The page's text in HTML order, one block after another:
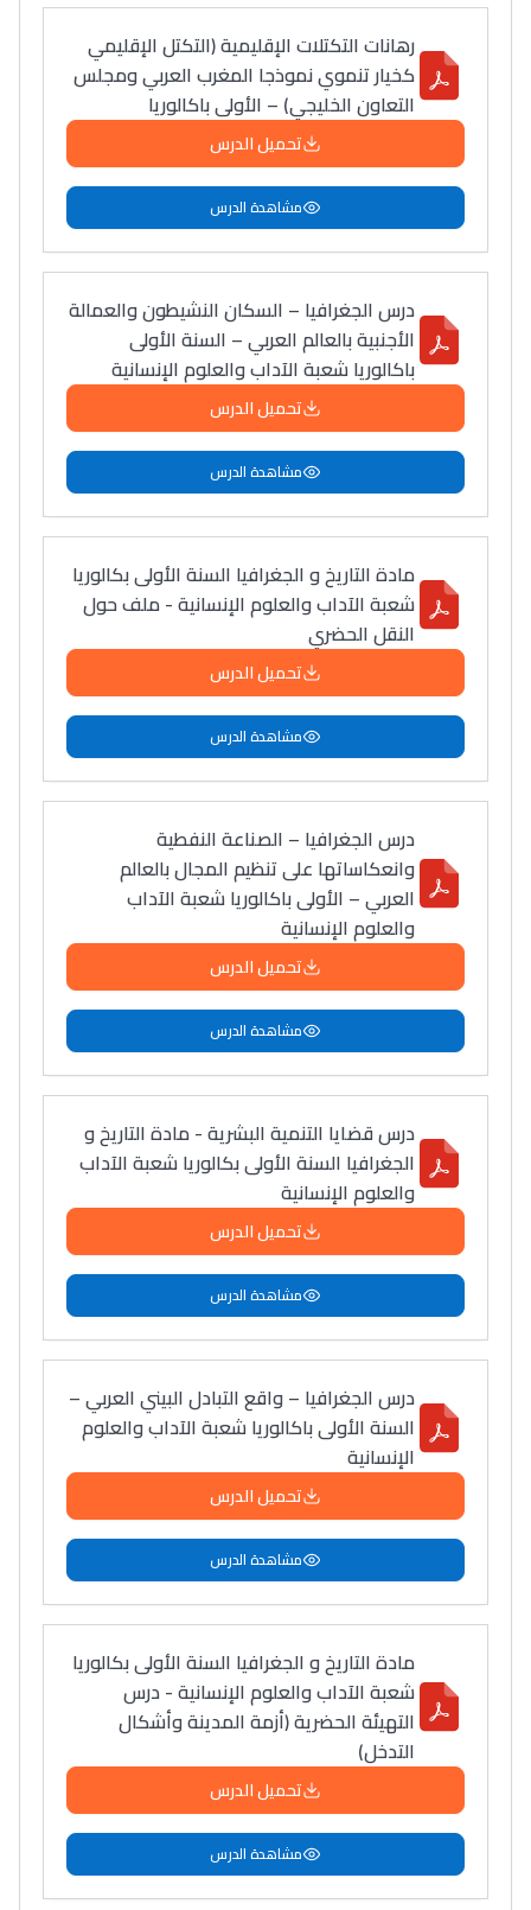
رهانات التكتلات الإقليمية (التكتل الإقليمي
كخيار تنموي نموذجا المغرب العربي ومجلس
التعاون الخليجي) – الأولى باكالوريا
تحميل الدرس
مشاهدة الدرس
درس الجغرافيا – السكان النشيطون والعمالة
الأجنبية بالعالم العربي – السنة الأولى
باكالوريا شعبة الآداب والعلوم الإنسانية
تحميل الدرس
مشاهدة الدرس
مادة التاريخ و الجغرافيا السنة الأولى بكالوريا
شعبة الآداب والعلوم الإنسانية - ملف حول
النقل الحضري
تحميل الدرس
مشاهدة الدرس
درس الجغرافيا – الصناعة النفطية
وانعكاساتها على تنظيم المجال بالعالم
العربي – الأولى باكالوريا شعبة الآداب
والعلوم الإنسانية
تحميل الدرس
مشاهدة الدرس
درس قضايا التنمية البشرية - مادة التاريخ و
الجغرافيا السنة الأولى بكالوريا شعبة الآداب
والعلوم الإنسانية
تحميل الدرس
مشاهدة الدرس
درس الجغرافيا – واقع التبادل البيني العربي –
السنة الأولى باكالوريا شعبة الآداب والعلوم
الإنسانية
تحميل الدرس
مشاهدة الدرس
مادة التاريخ و الجغرافيا السنة الأولى بكالوريا
شعبة الآداب والعلوم الإنسانية - درس
التهيئة الحضرية (أزمة المدينة وأشكال
التدخل)
تحميل الدرس
مشاهدة الدرس